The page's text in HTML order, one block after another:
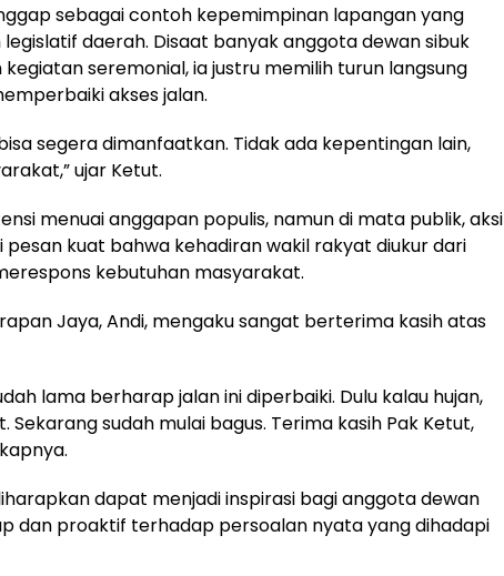
sebagai contoh kepemimpinan lapangan yang
daerah. Disaat banyak anggota dewan sibuk
seremonial, ia justru memilih turun langsung
akses jalan.
segera dimanfaatkan. Tidak ada kepentingan lain,
ujar Ketut.
menuai anggapan populis, namun di mata publik, aksi
kuat bahwa kehadiran wakil rakyat diukur dari
kebutuhan masyarakat.
Jaya, Andi, mengaku sangat berterima kasih atas
lama berharap jalan ini diperbaiki. Dulu kalau hujan,
sudah mulai bagus. Terima kasih Pak Ketut,
dapat menjadi inspirasi bagi anggota dewan
dan proaktif terhadap persoalan nyata yang dihadapi